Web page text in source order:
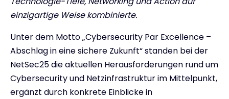
einzigartige Weise kombinierte.
Unter dem Motto „Cybersecurity Par Excellence –
Abschlag in eine sichere Zukunft“ standen bei der
NetSec25 die aktuellen Herausforderungen rund um
Cybersecurity und Netzinfrastruktur im Mittelpunkt,
ergänzt durch konkrete Einblicke in